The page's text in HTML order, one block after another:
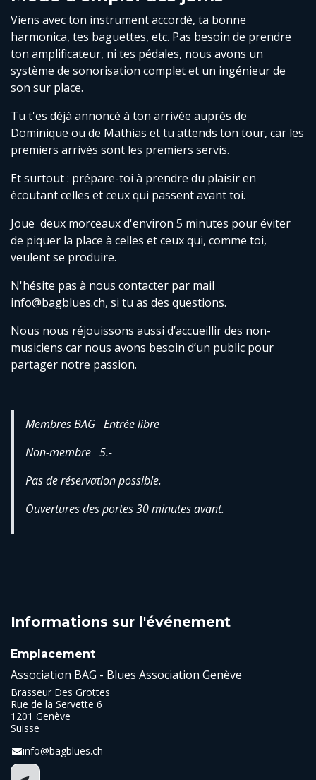
Viens avec ton instrument accordé, ta bonne
harmonica, tes baguettes, etc. Pas besoin de prendre
ton amplificateur, ni tes pédales, nous avons un
système de sonorisation complet et un ingénieur de
son sur place.
Tu t'es déjà annoncé à ton arrivée auprès de
Dominique ou de Mathias et tu attends ton tour, car les
premiers arrivés sont les premiers servis.
Et surtout : prépare-toi à prendre du plaisir en
écoutant celles et ceux qui passent avant toi.
Joue deux morceaux d'environ 5 minutes pour éviter
de piquer la place à celles et ceux qui, comme toi,
veulent se produire.
N'hésite pas à nous contacter par mail
info@bagblues.ch, si tu as des questions.
Nous nous réjouissons aussi d’accueillir des non-
musiciens car nous avons besoin d’un public pour
partager notre passion.
Membres BAG Entrée libre
Non-membre 5.-
Pas de réservation possible.
Ouvertures des portes 30 minutes avant.
Informations sur l'événement
Emplacement
Association BAG - Blues Association Genève
Brasseur Des Grottes
Rue de la Servette 6
1201 Genève
Suisse
info@bagblues.ch